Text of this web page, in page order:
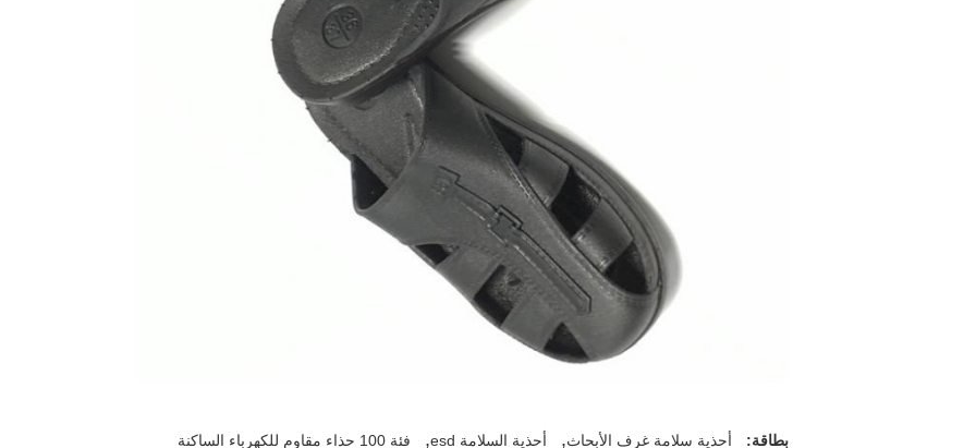
بطاقة: أحذية سلامة غرف الأبحاث, أحذية السلامة esd , فئة 100 حذاء مقاوم للكهرباء الساكنة